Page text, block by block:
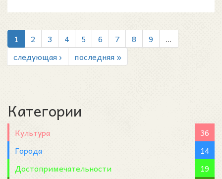
1 2 3 4 5 6 7 8 9
…
следующая ›
последняя »
Категории
Культура
36
Города
14
Достопримечательности
19